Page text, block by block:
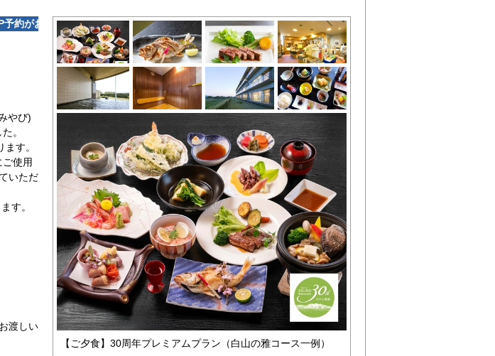
★売店利用券≪最大1,000円分≫プレゼント♪**
やび)
。
す。
使用
いただ
す。
渡しい
【ご夕食】30周年プレミアムプラン（白山の雅コース一例）